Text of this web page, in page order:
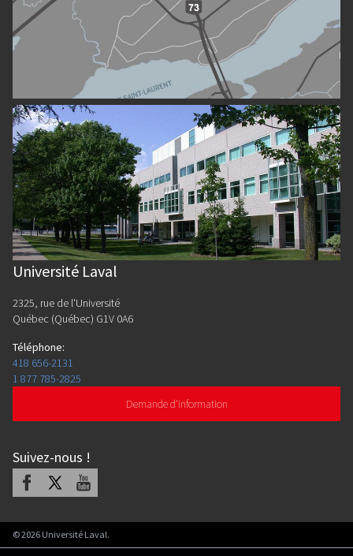
Université Laval
2325, rue de l'Université
Québec (Québec) G1V 0A6
Téléphone:
418 656-2131
1 877 785-2825
Demande d'information
Suivez-nous !
Facebook Youtube
©2026 Université Laval.